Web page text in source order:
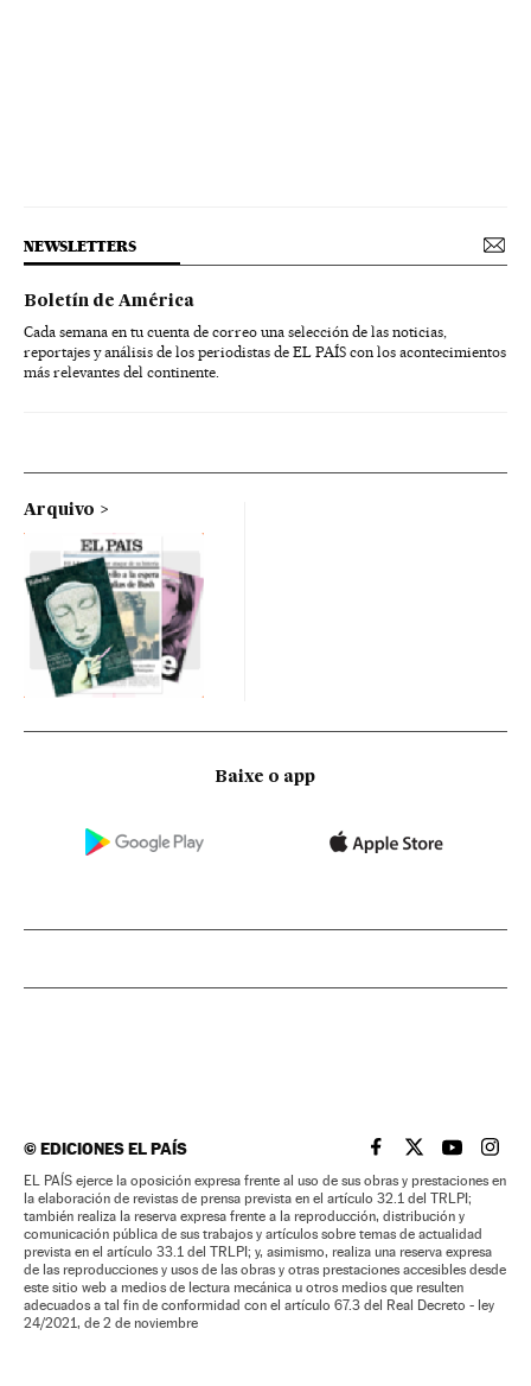
NEWSLETTERS
Boletín de América
Cada semana en tu cuenta de correo una selección de las noticias,
reportajes y análisis de los periodistas de EL PAÍS con los acontecimientos
más relevantes del continente.
Arquivo
Baixe o app
©EDICIONES EL PAÍS EL PAÍS BRASIL EN
EL PAÍSEL PAÍS
EL
EL PAÍS ejerce la oposición expresa frente al uso de sus obras y prestaciones en
la elaboración de revistas de prensa prevista en el artículo 32.1 del TRLPI;
también realiza la reserva expresa frente a la reproducción, distribución y
comunicación pública de sus trabajos y artículos sobre temas de actualidad
prevista en el artículo 33.1 del TRLPI; y, asimismo, realiza una reserva expresa
de las reproducciones y usos de las obras y otras prestaciones accesibles desde
este sitio web a medios de lectura mecánica u otros medios que resulten
adecuados a tal fin de conformidad con el artículo 67.3 del Real Decreto - ley
24/2021, de 2 de noviembre